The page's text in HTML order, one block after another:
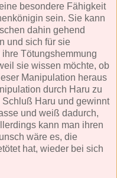
besondere Fähigkeit
sein. Sie kann
dahin gehend
und sich für sie
Tötungshemmung
sie wissen möchte, ob
Manipulation heraus
durch Haru zu
Haru und gewinnt
und weiß dadurch,
kann man ihren
wäre es, die
hat, wieder bei sich